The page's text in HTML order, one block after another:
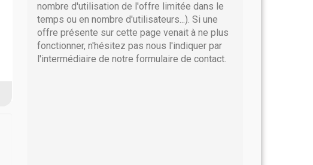
nombre d'utilisation de l'offre limitée dans le
temps ou en nombre d'utilisateurs...). Si une
offre présente sur cette page venait à ne plus
fonctionner, n'hésitez pas nous l'indiquer par
l'intermédiaire de notre formulaire de contact.